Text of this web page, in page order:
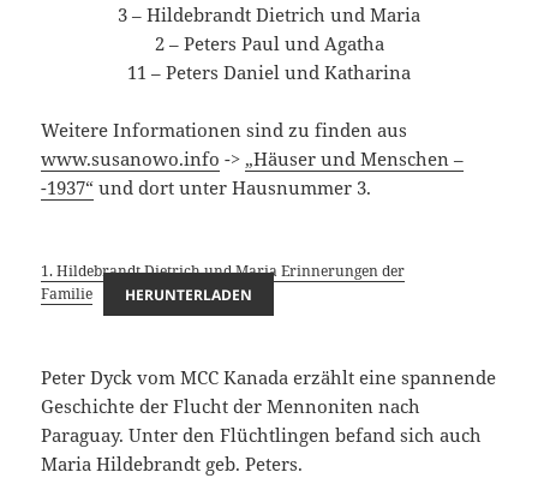
3 – Hildebrandt Dietrich und Maria
2 – Peters Paul und Agatha
11 – Peters Daniel und Katharina
Weitere Informationen sind zu finden aus
www.susanowo.info -> „Häuser und Menschen –
-1937“ und dort unter Hausnummer 3.
1. Hildebrandt Dietrich und Maria Erinnerungen der
Familie
HERUNTERLADEN
Peter Dyck vom MCC Kanada erzählt eine spannende
Geschichte der Flucht der Mennoniten nach
Paraguay. Unter den Flüchtlingen befand sich auch
Maria Hildebrandt geb. Peters.